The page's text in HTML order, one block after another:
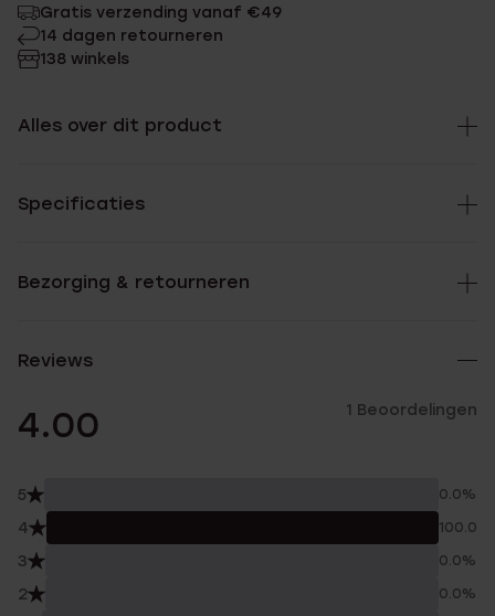
Gratis verzending vanaf €49
14 dagen retourneren
138 winkels
Alles over dit product
Specificaties
Bezorging & retourneren
Reviews
4.00 1 Beoordelingen
5 0.0%
4 100.0%
3 0.0%
2 0.0%